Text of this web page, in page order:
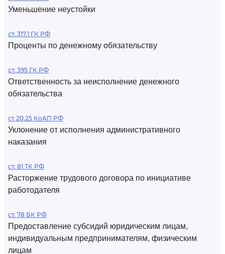
Уменьшение неустойки
ст. 317.1 ГК РФ
Проценты по денежному обязательству
ст. 395 ГК РФ
Ответственность за неисполнение денежного
обязательства
ст 20.25 КоАП РФ
Уклонение от исполнения административного
наказания
ст. 81 ТК РФ
Расторжение трудового договора по инициативе
работодателя
ст. 78 БК РФ
Предоставление субсидий юридическим лицам,
индивидуальным предпринимателям, физическим
лицам